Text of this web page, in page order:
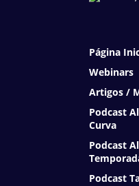
Página
Webinars
Artigos /
Podcast
Curva
Podcast
Podcast